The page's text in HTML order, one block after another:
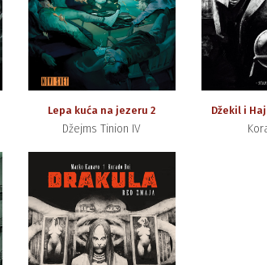
Lepa kuća na jezeru 2
Džejms Tinion IV
Džekil i